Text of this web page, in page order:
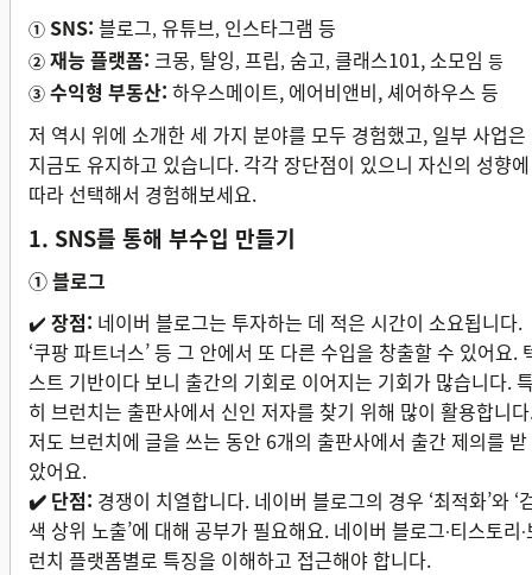
① SNS: 블로그, 유튜브, 인스타그램 등
② 재능 플랫폼: 크몽, 탈잉, 프립, 숨고, 클래스101, 소모임 등
③ 수익형 부동산: 하우스메이트, 에어비앤비, 셰어하우스 등
저 역시 위에 소개한 세 가지 분야를 모두 경험했고, 일부 사업은
지금도 유지하고 있습니다. 각각 장단점이 있으니 자신의 성향에
따라 선택해서 경험해보세요.
1. SNS를 통해 부수입 만들기
① 블로그
✔️ 장점: 네이버 블로그는 투자하는 데 적은 시간이 소요됩니다.
‘쿠팡 파트너스’ 등 그 안에서 또 다른 수입을 창출할 수 있어요.
스트 기반이다 보니 출간의 기회로 이어지는 기회가 많습니다.
히 브런치는 출판사에서 신인 저자를 찾기 위해 많이 활용합니
저도 브런치에 글을 쓰는 동안 6개의 출판사에서 출간 제의를 받
았어요.
✔️ 단점: 경쟁이 치열합니다. 네이버 블로그의 경우 ‘최적화’와 ‘
색 상위 노출’에 대해 공부가 필요해요. 네이버 블로그·티스토리·
런치 플랫폼별로 특징을 이해하고 접근해야 합니다.